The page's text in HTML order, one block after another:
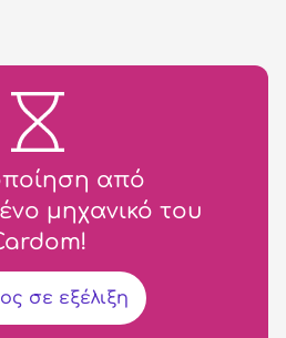
από
μηχανικό του
σε εξέλιξη